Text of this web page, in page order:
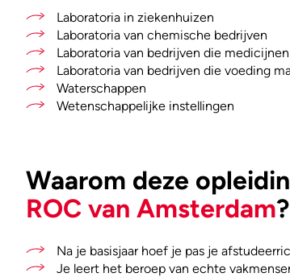
Laboratoria in ziekenhuizen
Laboratoria van chemische bedrijven
Laboratoria van bedrijven die
Laboratoria van bedrijven die voeding
Waterschappen
Wetenschappelijke instellingen
Waarom deze
ROC van Amsterdam?
Na je basisjaar hoef je pas je
Je leert het beroep van echte